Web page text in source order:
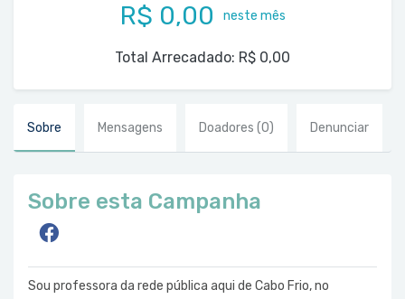
R$ 0,00 neste mês
Total Arrecadado: R$ 0,00
Sobre Mensagens Doadores (0) Denunciar
Sobre esta Campanha
Sou professora da rede pública aqui de Cabo Frio, no